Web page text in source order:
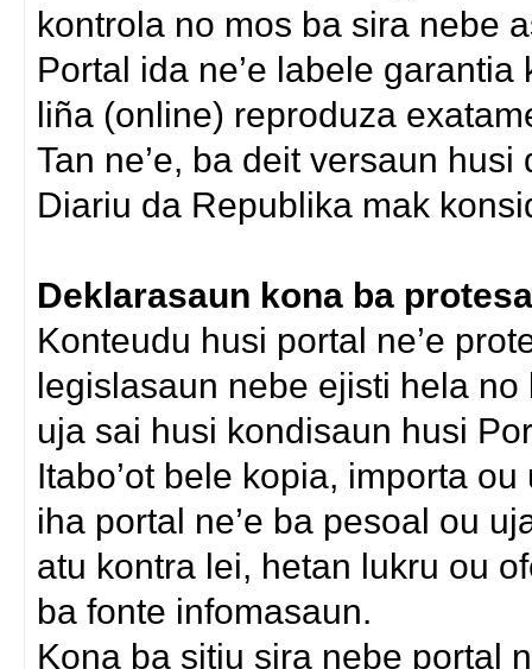
kontrola no mos ba sira nebe
Portal ida ne’e labele
liña (online) reproduza
Tan ne’e, ba deit versaun
Diariu da Republika mak
Deklarasaun kona ba
Konteudu husi portal ne’e
legislasaun nebe ejisti hela
uja sai husi kondisaun husi
Itabo’ot bele kopia, importa
iha portal ne’e ba pesoal ou
atu kontra lei, hetan lukru ou
ba fonte infomasaun.
Kona ba sitiu sira nebe portal